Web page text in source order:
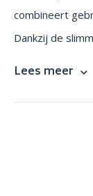
combineert
Dankzij de
Lees meer